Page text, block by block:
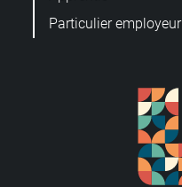
Particulier employeur